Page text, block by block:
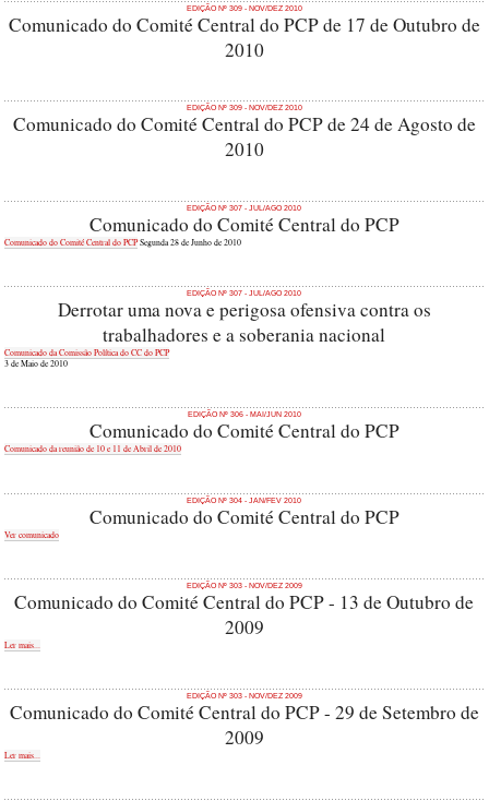
EDIÇÃO Nº 309 - NOV/DEZ 2010
Comunicado do Comité Central do PCP de 17 de Outubro de
2010
EDIÇÃO Nº 309 - NOV/DEZ 2010
Comunicado do Comité Central do PCP de 24 de Agosto de
2010
EDIÇÃO Nº 307 - JUL/AGO 2010
Comunicado do Comité Central do PCP
Comunicado do Comité Central do PCP Segunda 28 de Junho de 2010
EDIÇÃO Nº 307 - JUL/AGO 2010
Derrotar uma nova e perigosa ofensiva contra os
trabalhadores e a soberania nacional
Comunicado da Comissão Política do CC do PCP
3 de Maio de 2010
EDIÇÃO Nº 306 - MAI/JUN 2010
Comunicado do Comité Central do PCP
Comunicado da reunião de 10 e 11 de Abril de 2010
EDIÇÃO Nº 304 - JAN/FEV 2010
Comunicado do Comité Central do PCP
Ver comunicado
EDIÇÃO Nº 303 - NOV/DEZ 2009
Comunicado do Comité Central do PCP - 13 de Outubro de
2009
Ler mais...
EDIÇÃO Nº 303 - NOV/DEZ 2009
Comunicado do Comité Central do PCP - 29 de Setembro de
2009
Ler mais...